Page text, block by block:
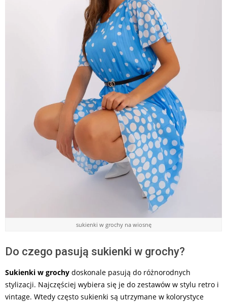
sukienki w grochy na wiosnę
Do czego pasują sukienki w grochy?
Sukienki w grochy doskonale pasują do różnorodnych
stylizacji. Najczęściej wybiera się je do zestawów w stylu retro i
vintage. Wtedy często sukienki są utrzymane w kolorystyce